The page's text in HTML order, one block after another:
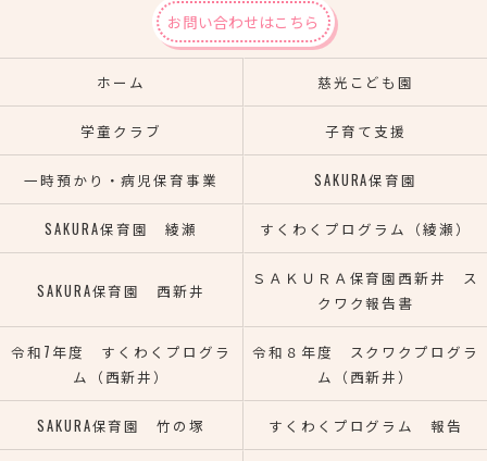
お問い合わせはこちら
ホーム 慈光こども園
学童クラブ 子育て支援
一時預かり・病児保育事業 SAKURA保育園
SAKURA保育園 綾瀬 すくわくプログラム（綾瀬）
SAKURA保育園 西新井
ＳＡＫＵＲＡ保育園西新井 ス
クワク報告書
令和7年度 すくわくプログラ
ム（西新井）
令和８年度 スクワクプログラ
ム（西新井）
SAKURA保育園 竹の塚 すくわくプログラム 報告